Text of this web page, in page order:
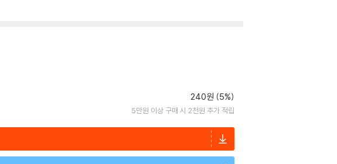
240원 (5%)
5만원 이상 구매 시 2천원 추가 적립